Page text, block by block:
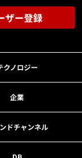
ザー登録
クノロジー
企業
ドチャンネル